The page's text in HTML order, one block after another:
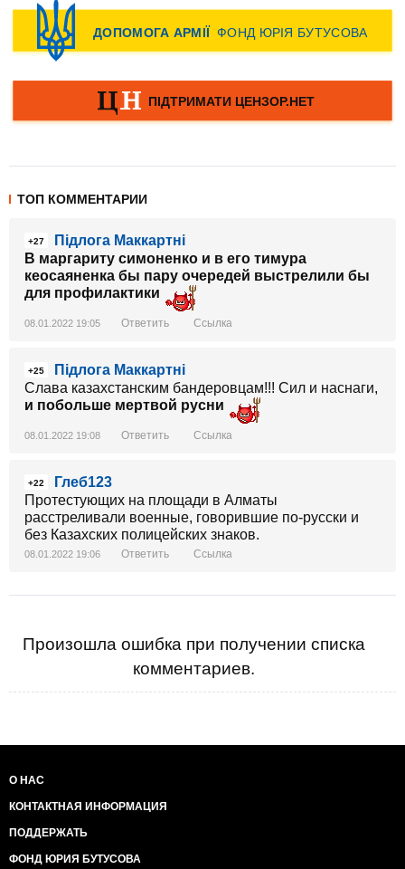
ТОП КОММЕНТАРИИ
+27
Підлога Маккартні
В маргариту симоненко и в его тимура
кеосаяненка бы пару очередей выстрелили бы
для профилактики
08.01.2022 19:05 Ответить Ссылка
+25
Підлога Маккартні
Слава казахстанским бандеровцам!!! Сил и наснаги,
и побольше мертвой русни
08.01.2022 19:08 Ответить Ссылка
+22
Глеб123
Протестующих на площади в Алматы
расстреливали военные, говорившие по-русски и
без Казахских полицейских знаков.
08.01.2022 19:06 Ответить Ссылка
Произошла ошибка при получении списка
комментариев.
О НАС
КОНТАКТНАЯ ИНФОРМАЦИЯ
ПОДДЕРЖАТЬ
ФОНД ЮРИЯ БУТУСОВА